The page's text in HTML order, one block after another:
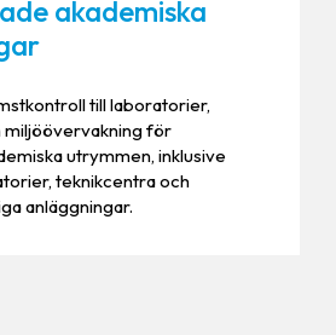
akademiska
till laboratorier,
miljöövervakning för
utrymmen, inklusive
teknikcentra och
anläggningar.